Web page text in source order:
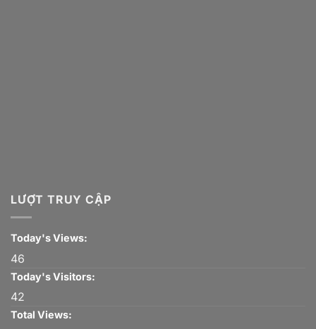
LƯỢT TRUY CẬP
Today's Views:
46
Today's Visitors:
42
Total Views: